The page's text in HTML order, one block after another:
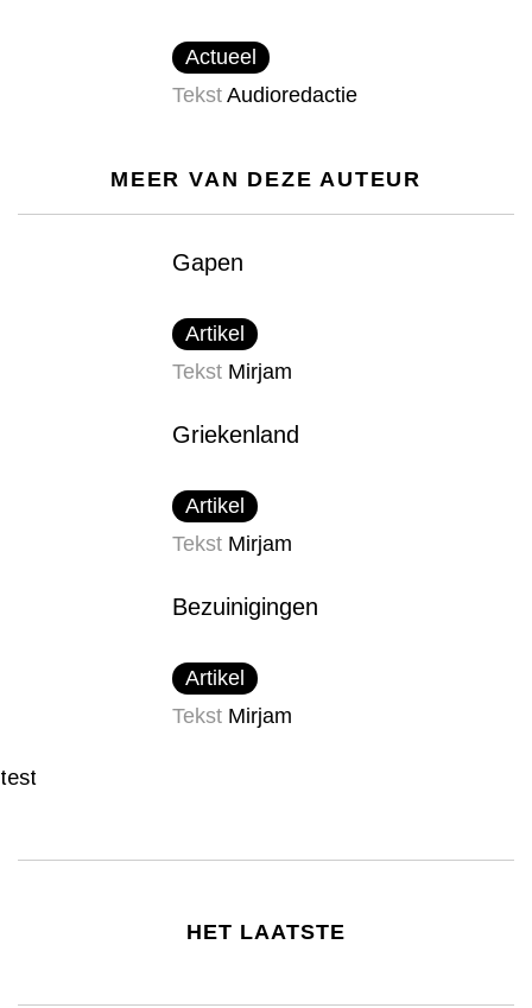
Actueel
Tekst Audioredactie
MEER VAN DEZE AUTEUR
Gapen
Artikel
Tekst Mirjam
Griekenland
Artikel
Tekst Mirjam
Bezuinigingen
Artikel
Tekst Mirjam
test
HET LAATSTE